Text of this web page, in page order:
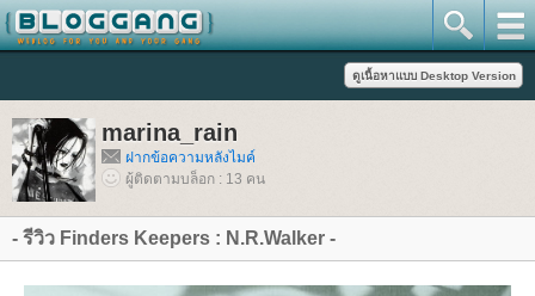
marina_rain
ฝากข้อความหลังไมค์
ผู้ติดตามบล็อก : 13 คน
- รีวิว Finders Keepers : N.R.Walker -